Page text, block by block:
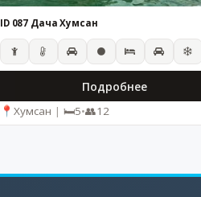
ID 087 Дача Хумсан
Подробнее
Хумсан | 5• 12